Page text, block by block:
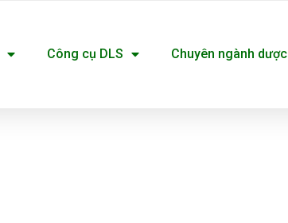
Công cụ DLS Chuyên ngành dược